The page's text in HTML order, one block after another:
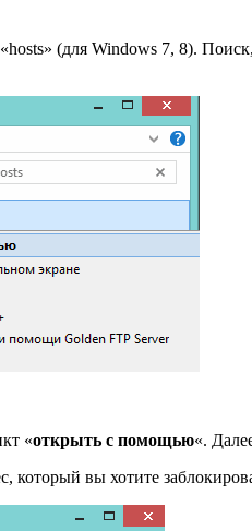
(для Windows 7, 8).
«открыть с помощью«.
который вы хотите